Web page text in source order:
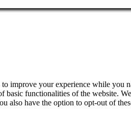
improve your experience while you
basic functionalities of the website.
also have the option to opt-out of